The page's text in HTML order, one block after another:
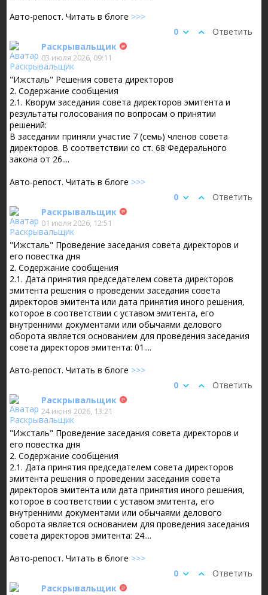
Авто-репост. Читать в блоге >>>
Ответить
0
Раскрывальщик
03 июля 2026, 09:11
"Ижсталь" Решения совета директоров
2. Содержание сообщения
2.1. Кворум заседания совета директоров эмитента и
результаты голосования по вопросам о принятии
решений:
В заседании приняли участие 7 (семь) членов совета
директоров. В соответствии со ст. 68 Федерального
закона от 26....
Авто-репост. Читать в блоге >>>
Ответить
0
Раскрывальщик
01 июля 2026, 12:51
"Ижсталь" Проведение заседания совета директоров и
его повестка дня
2. Содержание сообщения
2.1. Дата принятия председателем совета директоров
эмитента решения о проведении заседания совета
директоров эмитента или дата принятия иного решения,
которое в соответствии с уставом эмитента, его
внутренними документами или обычаями делового
оборота является основанием для проведения заседания
совета директоров эмитента: 01....
Авто-репост. Читать в блоге >>>
Ответить
0
Раскрывальщик
24 июня 2026, 13:21
"Ижсталь" Проведение заседания совета директоров и
его повестка дня
2. Содержание сообщения
2.1. Дата принятия председателем совета директоров
эмитента решения о проведении заседания совета
директоров эмитента или дата принятия иного решения,
которое в соответствии с уставом эмитента, его
внутренними документами или обычаями делового
оборота является основанием для проведения заседания
совета директоров эмитента: 24....
Авто-репост. Читать в блоге >>>
Ответить
0
Раскрывальщик